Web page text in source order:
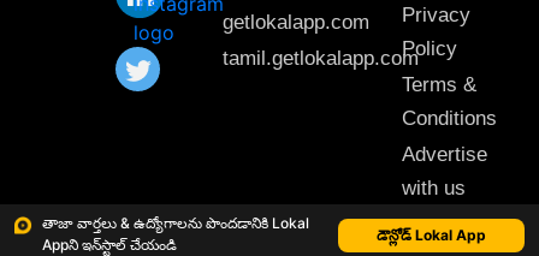
తాజా వార్తలు & ఉద్యోగాలను పొందడానికి Lokal
Appని ఇన్‌స్టాల్ చేయండి
డౌన్లోడ్ Lokal App
getlokalapp.com
tamil.getlokalapp.com
Privacy
Policy
Terms &
Conditions
Advertise
with us
Sitemap
This material may not be published, transmitted, rewritten or redistributed. © 2020 Lokal App. All rights reserved.